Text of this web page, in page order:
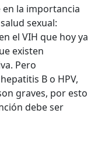
la importancia
sexual:
el VIH que hoy ya
existen
Pero
B o HPV,
graves, por esto
debe ser